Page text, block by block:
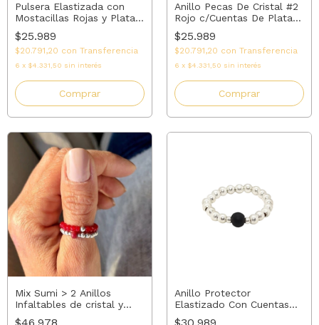
Pulsera Elastizada con
Mostacillas Rojas y Plata:
Buena Suerte
$25.989
$20.791,20 con Transferencia
6 x $4.331,50 sin interés
Comprar
Anillo Pecas De Cristal #2
Rojo c/Cuentas De Plata
#3 | AMALO
$25.989
$20.791,20 con Transferencia
6 x $4.331,50 sin interés
Comprar
Mix Sumi > 2 Anillos
Infaltables de cristal y
plata 925 | AMALO
Anillo Protector
Elastizado Con Cuentas
De Plata + Ónix | AMALO